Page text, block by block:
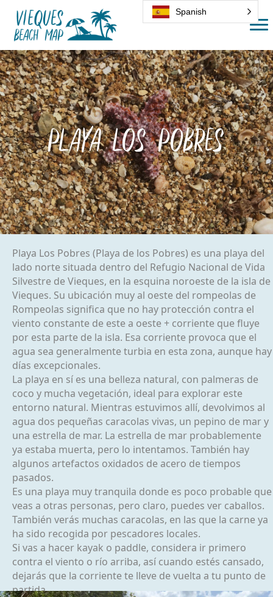
Playa Los Pobres
Playa Los Pobres (Playa de los Pobres) es una playa del
lado norte situada dentro del Refugio Nacional de Vida
Silvestre de Vieques, en la esquina noroeste de la isla de
Vieques. Su ubicación muy al oeste del rompeolas de
Rompeolas significa que no hay protección contra el
viento constante de este a oeste + corriente que fluye
por esta parte de la isla. Esa corriente provoca que el
agua sea generalmente turbia en esta zona, aunque hay
días excepcionales.
La playa en sí es una belleza natural, con palmeras de
coco y mucha vegetación, ideal para explorar este
entorno natural. Mientras estuvimos allí, devolvimos al
agua dos pequeñas caracolas vivas, un pepino de mar y
una estrella de mar. La estrella de mar probablemente
ya estaba muerta, pero lo intentamos. También hay
algunos artefactos oxidados de acero de tiempos
pasados.
Es una playa muy tranquila donde es poco probable que
veas a otras personas, pero claro, puedes ver caballos.
También verás muchas caracolas, en las que la carne ya
ha sido recogida por pescadores locales.
Si vas a hacer kayak o paddle, considera ir primero
contra el viento o río arriba, así cuando estés cansado,
dejarás que la corriente te lleve de vuelta a tu punto de
partida.
Spanish